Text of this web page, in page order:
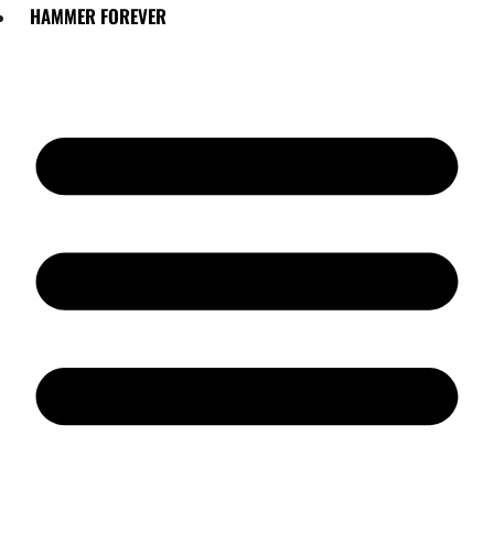
HAMMER FOREVER